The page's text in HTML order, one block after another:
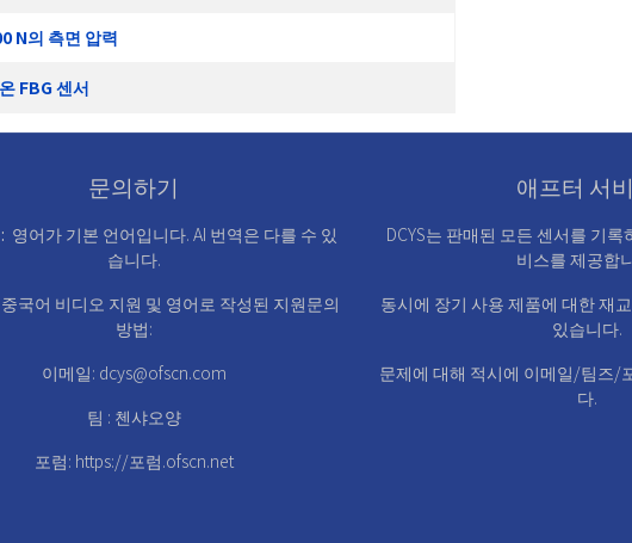
N의 측면 압력
FBG 센서
문의하기
영어가 기본 언어입니다. AI 번역은 다를 수 있
습니다.
중국어 비디오 지원 및 영어로 작성된 지원문의
방법:
이메일: dcys@ofscn.com
팀 : 첸샤오양
포럼: https://포럼.ofscn.net
애프터 서
DCYS는 판매된 모든 센서를 기
비스를 제공합
동시에 장기 사용 제품에 대한 재
있습니다.
문제에 대해 적시에 이메일/팀즈/
다.